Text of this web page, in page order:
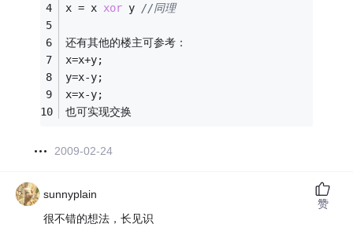
x = x xor y //同理
还有其他的楼主可参考：
x=x+y;
y=x-y;
x=x-y;
也可实现交换
2009-02-24
sunnyplain
很不错的想法，长见识
赞